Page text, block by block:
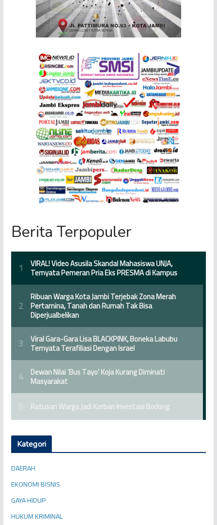
Berita Terpopuler
Kategori
DAERAH
EKONOMI BISNIS
GAYA HIDUP
HUKUM KRIMINAL